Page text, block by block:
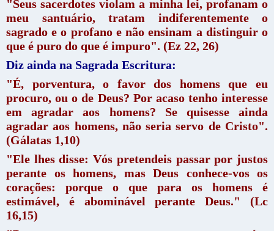
"Seus sacerdotes violam a minha lei, profanam o
meu santuário, tratam indiferentemente o
sagrado e o profano e não ensinam a distinguir o
que é puro do que é impuro". (Ez 22, 26)
Diz ainda na Sagrada Escritura:
"É, porventura, o favor dos homens que eu
procuro, ou o de Deus? Por acaso tenho interesse
em agradar aos homens? Se quisesse ainda
agradar aos homens, não seria servo de Cristo".
(Gálatas 1,10)
"Ele lhes disse: Vós pretendeis passar por justos
perante os homens, mas Deus conhece-vos os
corações: porque o que para os homens é
estimável, é abominável perante Deus." (Lc
16,15)